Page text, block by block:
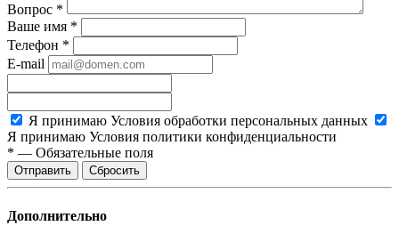
Вопрос *
Ваше имя *
Телефон *
E-mail
Я принимаю Условия обработки персональных данных
Я принимаю Условия политики конфиденциальности
* — Обязательные поля
Сбросить
Дополнительно